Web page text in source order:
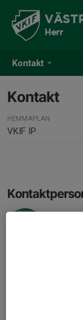
Kontakt
Herr
Kontakt
HEMMAPLAN
VKIF IP
Sven-
E-post
Tony
070-365